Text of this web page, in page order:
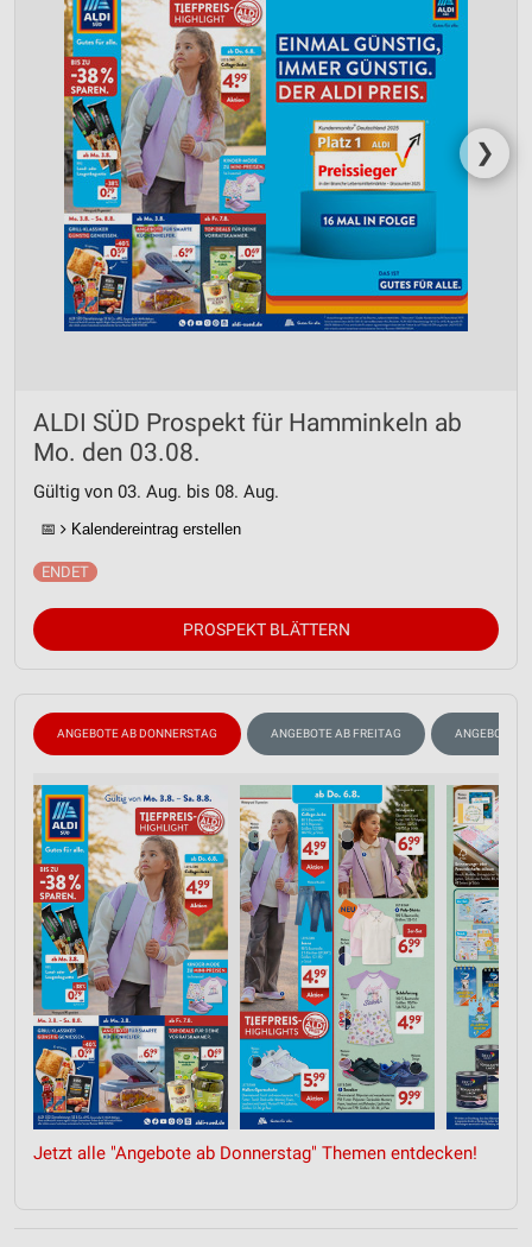
❯
ALDI SÜD Prospekt für Hamminkeln ab
Mo. den 03.08.
Gültig von 03. Aug. bis 08. Aug.
📅 Kalendereintrag erstellen
PROSPEKT BLÄTTERN
ANGEBOTE AB DONNERSTAG ANGEBOTE AB FREITAG ANGEBOTE
Jetzt alle "Angebote ab Donnerstag" Themen entdecken!